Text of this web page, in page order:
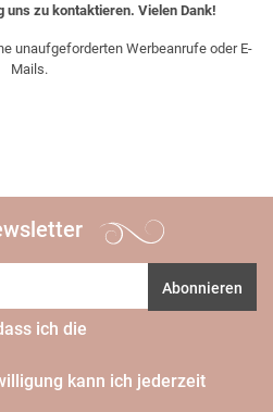
uns zu kontaktieren. Vielen Dank!
unaufgeforderten Werbeanrufe oder E-
Mails.
Abonnieren
ich die
kann ich jederzeit